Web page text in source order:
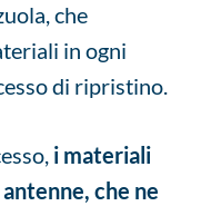
che
in ogni
di ripristino.
i materiali
che ne